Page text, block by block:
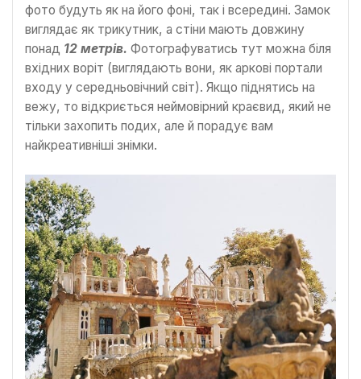
фото будуть як на його фоні, так і всередині. Замок
виглядає як трикутник, а стіни мають довжину
понад 12 метрів. Фотографуватись тут можна біля
вхідних воріт (виглядають вони, як аркові портали
входу у середньовічний світ). Якщо піднятись на
вежу, то відкриється неймовірний краєвид, який не
тільки захопить подих, але й порадує вам
найкреативніші знімки.